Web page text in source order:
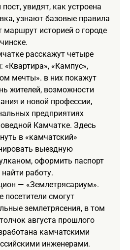
увидят, как устроена
узнают базовые правила
историей о городе
расскажут четыре
«Квартира», «Кампус»,
мечты». в них покажут
жителей, возможности
и новой профессии,
предприятиях
Камчатке. Здесь
в «камчатский»
выездную
оформить паспорт
работу.
— «Землетрясариум».
смогут
землетрясения, в том
августа прошлого
камчатскими
инженерами.